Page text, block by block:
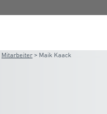
Mitarbeiter > Maik Kaack